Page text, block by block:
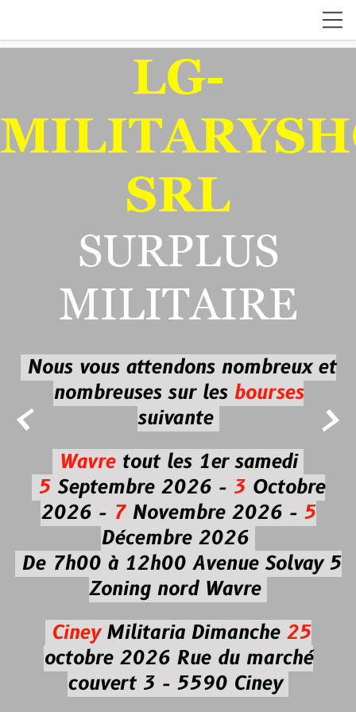
 
LG-
SRL
SURPLUS
MILITAIRE
Nous vous attendons nombreux et
nombreuses sur les bourses
suivante
Wavretout les 1er samedi
5Septembre 2026 - 3Octobre
2026 -7Novembre 2026 - 5
Décembre 2026
De 7h00 à 12h00 Avenue Solvay 5
Zoning nord Wavre
CineyMilitaria Dimanche 25
octobre 2026Rue du marché
couvert 3 - 5590 Ciney